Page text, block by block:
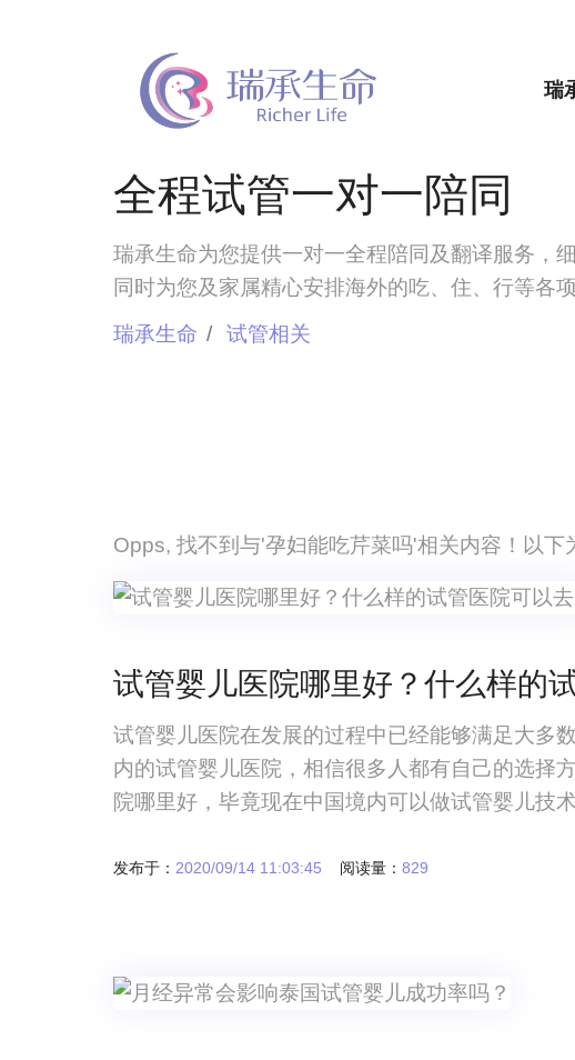
瑞
全程试管一对一陪同
瑞承生命为您提供一对一全程陪同及翻译服务，
同时为您及家属精心安排海外的吃、住、行等各
瑞承生命
试管相关
Opps, 找不到与'孕妇能吃芹菜吗'相关内容！以下
试管婴儿医院哪里好？什么样的
试管婴儿医院在发展的过程中已经能够满足大多
内的试管婴儿医院，相信很多人都有自己的选择
院哪里好，毕竟现在中国境内可以做试管婴儿技
医院。试管婴儿医院哪里好？什么样的试管医院
发布于： 2020/09/14 11:03:45 阅读量： 829